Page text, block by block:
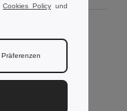
Cookies Policy und
Präferenzen